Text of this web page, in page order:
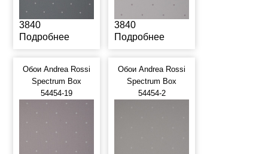
3840
Подробнее
3840
Подробнее
Обои Andrea Rossi
Spectrum Box
54454-19
Обои Andrea Rossi
Spectrum Box
54454-2